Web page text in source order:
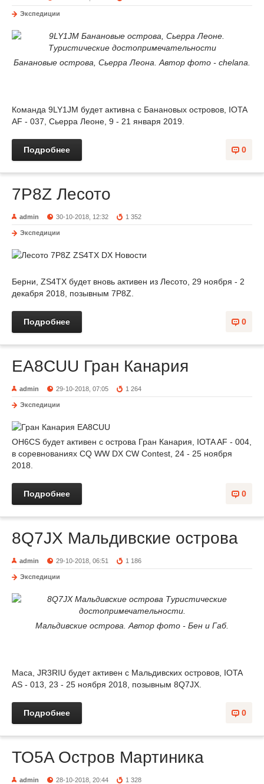
Экспедиции
Банановые острова, Сьерра Леона. Автор фото - chelana.
Команда 9LY1JM будет активна с Банановых островов, IOTA
AF - 037, Сьерра Леоне, 9 - 21 января 2019.
0
Подробнее
7P8Z Лесото
admin 30-10-2018, 12:32 1 352
Экспедиции
Берни, ZS4TX будет вновь активен из Лесото, 29 ноября - 2
декабря 2018, позывным 7P8Z.
0
Подробнее
EA8CUU Гран Канария
admin 29-10-2018, 07:05 1 264
Экспедиции
OH6CS будет активен с острова Гран Канария, IOTA AF - 004,
в соревнованиях CQ WW DX CW Contest, 24 - 25 ноября
2018.
0
Подробнее
8Q7JX Мальдивские острова
admin 29-10-2018, 06:51 1 186
Экспедиции
Мальдивские острова. Автор фото - Бен и Габ.
Маса, JR3RIU будет активен с Мальдивских островов, IOTA
AS - 013, 23 - 25 ноября 2018, позывным 8Q7JX.
0
Подробнее
TO5A Остров Мартиника
admin 28-10-2018, 20:44 1 328